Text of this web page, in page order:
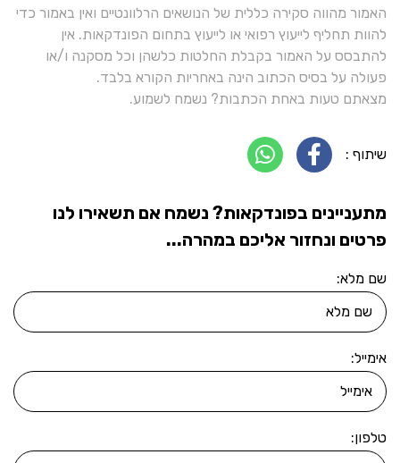
האמור מהווה סקירה כללית של הנושאים הרלוונטיים ואין באמור כדי
להוות תחליף לייעוץ רפואי או לייעוץ בתחום הפונדקאות. אין
להתבסס על האמור בקבלת החלטות כלשהן וכל מסקנה ו/או
פעולה על בסיס הכתוב הינה באחריות הקורא בלבד.
מצאתם טעות באחת הכתבות? נשמח לשמוע.
שיתוף :
מתעניינים בפונדקאות? נשמח אם תשאירו לנו
פרטים ונחזור אליכם במהרה...
שם מלא:
אימייל:
טלפון: